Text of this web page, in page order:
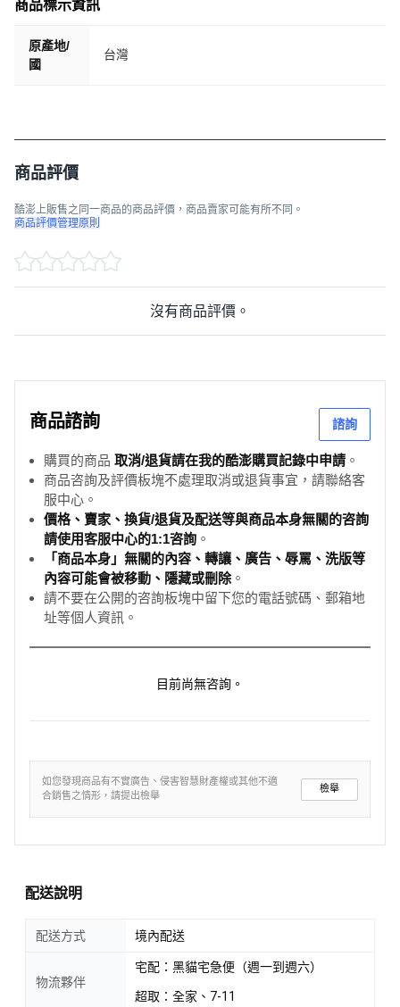
商品標示資訊
原產地/
國
台灣
商品評價
酷澎上販售之同一商品的商品評價，商品賣家可能有所不同。
商品評價管理原則
沒有商品評價。
商品諮詢 諮詢
購買的商品 取消/退貨請在我的酷澎購買記錄中申請 。
商品咨詢及評價板塊不處理取消或退貨事宜，請聯絡客
服中心。
價格、賣家、換貨/退貨及配送等與商品本身無關的咨詢
請使用客服中心的1:1咨詢 。
「商品本身」無關的內容、轉讓、廣告、辱罵、洗版等
內容可能會被移動、隱藏或刪除。
請不要在公開的咨詢板塊中留下您的電話號碼、郵箱地
址等個人資訊。
目前尚無咨詢。
如您發現商品有不實廣告、侵害智慧財產權或其他不適
合銷售之情形，請提出檢舉
檢舉
配送說明
配送方式 境內配送
物流夥伴
宅配：黑貓宅急便（週一到週六）
超取：全家、7-11